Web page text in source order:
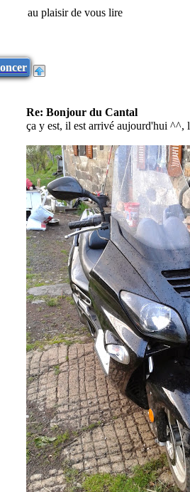
au plaisir de vous lire
Re: Bonjour du Cantal
ça y est, il est arrivé aujourd'hui ^^,